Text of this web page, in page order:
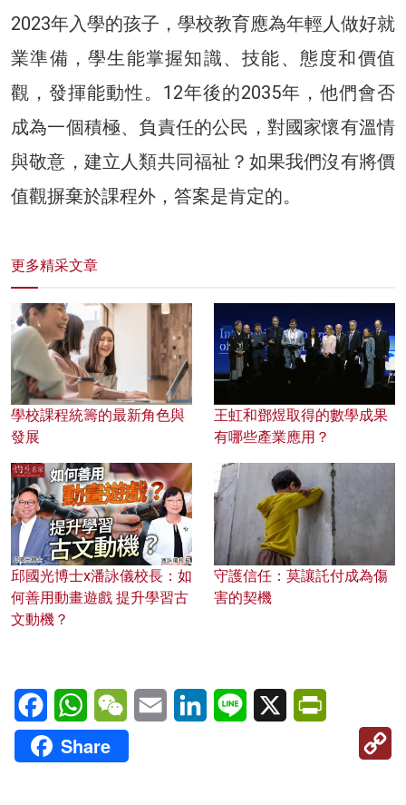
2023年入學的孩子，學校教育應為年輕人做好就
業準備，學生能掌握知識、技能、態度和價值
觀，發揮能動性。12年後的2035年，他們會否
成為一個積極、負責任的公民，對國家懷有溫情
與敬意，建立人類共同福祉？如果我們沒有將價
值觀摒棄於課程外，答案是肯定的。
更多精采文章
學校課程統籌的最新角色與
發展
王虹和鄧煜取得的數學成果
有哪些產業應用？
邱國光博士x潘詠儀校長：如
何善用動畫遊戲 提升學習古
文動機？
守護信任：莫讓託付成為傷
害的契機
FacebookWhatsAppWeChatEmail LinkedInLine X
Share